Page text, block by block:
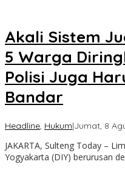
Akali Sistem
5 Warga
Polisi Juga
Bandar
Headline, Hukum|Jumat, 8
JAKARTA, Sulteng Today –
Yogyakarta (DIY) berurusan